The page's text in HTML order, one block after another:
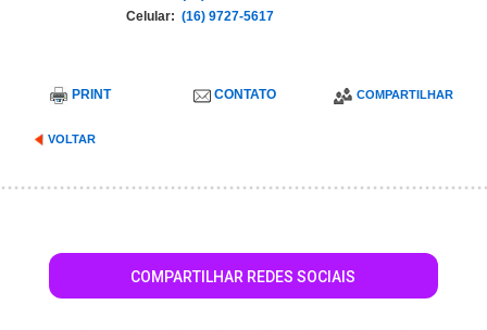
Celular: (16) 9727-5617
PRINT CONTATO COMPARTILHAR
VOLTAR
COMPARTILHAR REDES SOCIAIS